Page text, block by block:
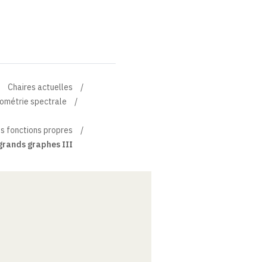
Chaires actuelles
spectrale
fonctions propres
graphes III